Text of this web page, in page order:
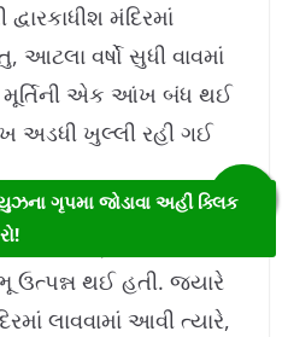
મંદિરમાં
આટલા વર્ષો સુધી વાવમાં
મૂર્તિની એક આંખ બંધ થઈ
ખુલ્લી રહી ગઈ
શ્રીકૃષ્ણની મૂર્તિ
ઉત્પન્ન થઈ હતી. જ્યારે
લાવવામાં આવી ત્યારે,
ગૃપમા જોડાવા અહીં ક્લિક